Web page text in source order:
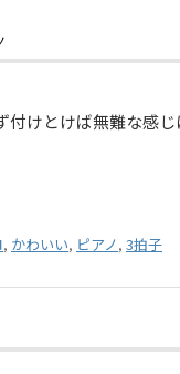
付けとけば無難な感
, かわいい, ピアノ, 3拍子